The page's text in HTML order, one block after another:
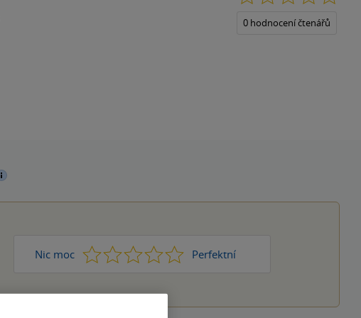
0 hodnocení čtenářů
Nic moc 1 2 3 4 Perfektní
5